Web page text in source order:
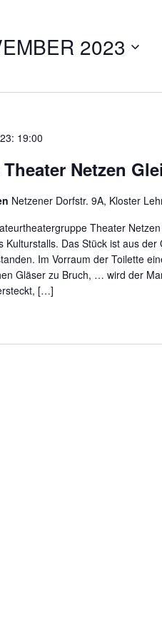
2023
19:00
Netzen
Netzener Dorfstr. 9A, Kloster
Theater
Kulturstalls. Das Stück ist aus
Im Vorraum der Toilette
Gläser zu Bruch, … wird der
[…]